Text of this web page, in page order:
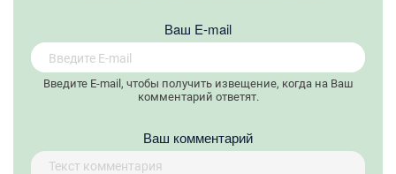
Вaш E-mail
Введите E-mail, чтобы получить извещение, когда на Ваш
комментарий ответят.
Ваш комментарий